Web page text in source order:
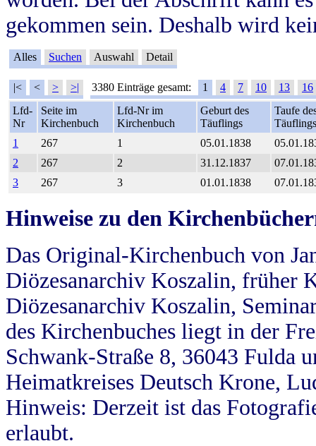
gekommen sein. Deshalb wird
Alles Suchen Auswahl Detail
|< < > >| 3380 Einträge gesamt: 1 4 7 10 13
16
Lfd-
Nr
Seite im
Kirchenbuch
Lfd-Nr im
Kirchenbuch
Geburt des
Täuflings
Taufe
Täuflings
1
267 1 05.01.1838
2
267 2 31.12.1837
3
267 3 01.01.1838
Hinweise zu den
Das Original-Kirchenbuch von
Diözesanarchiv Koszalin, früher
Diözesanarchiv Koszalin,
des Kirchenbuches liegt in der
Schwank-Straße 8, 36043 Fulda
Heimatkreises Deutsch Krone,
Hinweis: Derzeit ist das
erlaubt.